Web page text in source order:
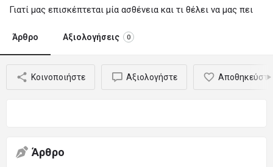
Γιατί μας επισκέπτεται μία ασθένεια και τι θέλει να μας πει
Άρθρο Αξιολογήσεις 0
Κοινοποιήστε Αξιολογήστε Αποθηκεύστε
Άρθρο